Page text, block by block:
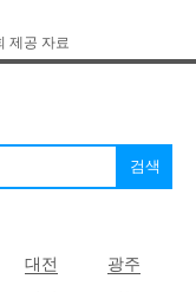
제공 자료
대전
광주